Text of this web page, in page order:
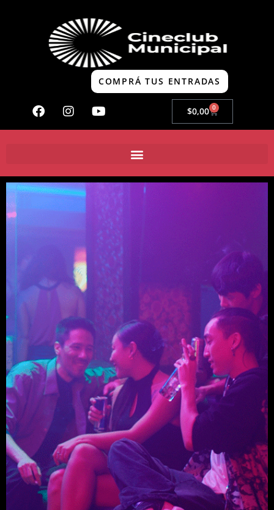
COMPRÁ TUS ENTRADAS
$0,00 0